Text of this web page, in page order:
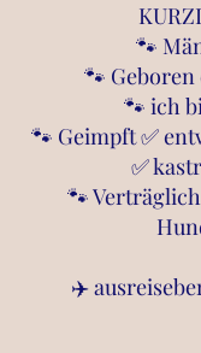
🐾
🐾 Geboren
🐾 ich
🐾 Geimpft ✅
✅
🐾
✈️